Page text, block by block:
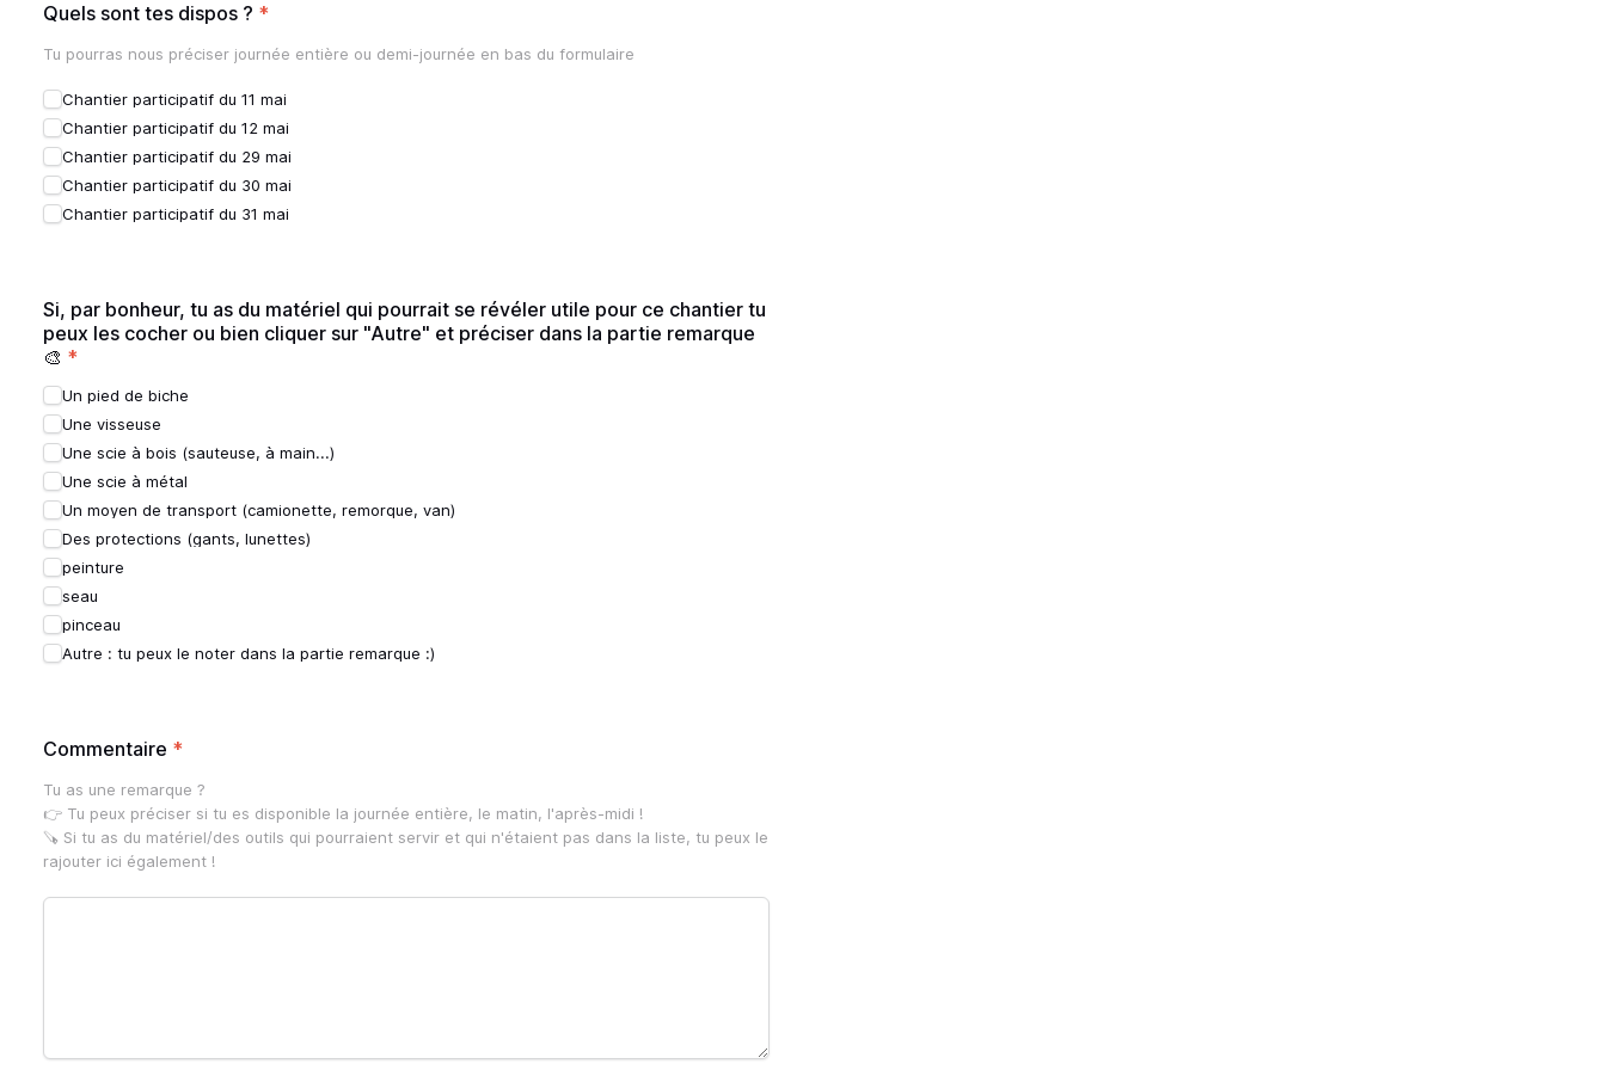
Quels sont tes dispos ? *
Tu pourras nous préciser journée entière ou demi-journée en bas du formulaire
Chantier participatif du 11 mai
Chantier participatif du 12 mai
Chantier participatif du 29 mai
Chantier participatif du 30 mai
Chantier participatif du 31 mai
Si, par bonheur, tu as du matériel qui pourrait se révéler utile pour ce chantier tu
peux les cocher ou bien cliquer sur "Autre" et préciser dans la partie remarque
🎨 *
Un pied de biche
Une visseuse
Une scie à bois (sauteuse, à main...)
Une scie à métal
Un moyen de transport (camionette, remorque, van)
Des protections (gants, lunettes)
peinture
seau
pinceau
Autre : tu peux le noter dans la partie remarque :)
Commentaire *
Tu as une remarque ?
👉 Tu peux préciser si tu es disponible la journée entière, le matin, l'après-midi !
🪚 Si tu as du matériel/des outils qui pourraient servir et qui n'étaient pas dans la liste, tu peux le
rajouter ici également !